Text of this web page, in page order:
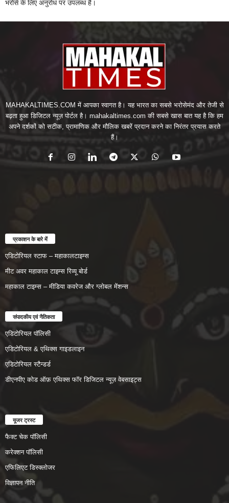
भरोसे के लिए अनुरोध पर उपलब्ध है।
MAHAKALTIMES.COM में आपका स्वागत है। यह भारत का सबसे भरोसेमंद और तेजी से
बढ़ता हुआ डिजिटल न्यूज़ पोर्टल है। mahakaltimes.com की सबसे खास बात यह है कि हम
अपने दर्शकों को सटीक, प्रामाणिक और मौलिक खबरें प्रदान करने का निरंतर प्रयास करते
हैं।
प्रकाशन के बारे में
एडिटोरियल स्टाफ – महाकालटाइम्स
मीट अवर महाकाल टाइम्स रिव्यू बोर्ड
महाकाल टाइम्स – मीडिया कवरेज और ग्लोबल मेंशन्स
संपादकीय एवं नैतिकता
एडिटोरियल पॉलिसी
एडिटोरियल & एथिक्स गाइडलाइन
एडिटोरियल स्टैन्डर्ड
डीएनपीए कोड ऑफ़ एथिक्स फॉर डिजिटल न्यूज़ वेबसाइट्स
यूजर ट्रस्ट
फैक्ट चेक पॉलिसी
करेक्शन पॉलिसी
एफिलिएट डिस्क्लोजर
विज्ञापन नीति